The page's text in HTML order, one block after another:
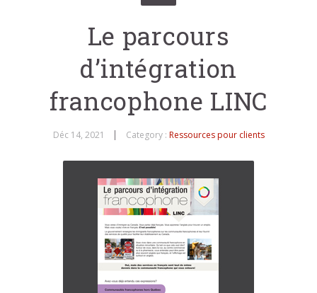
Le parcours
d’intégration
francophone LINC
Déc 14, 2021 Category : Ressources pour clients